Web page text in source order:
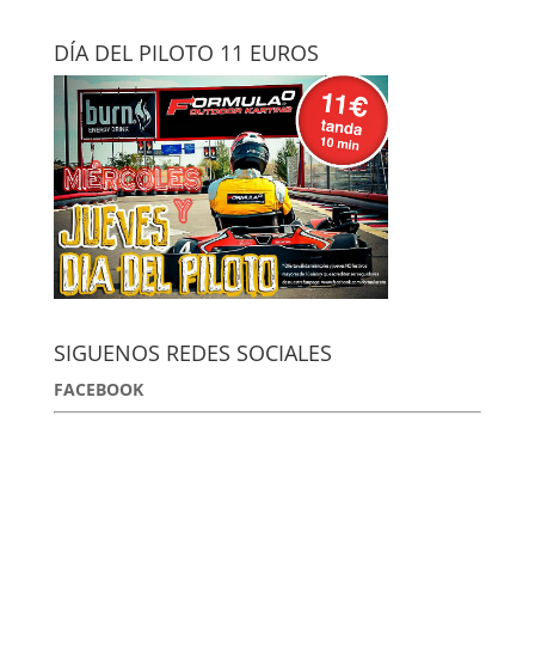
DÍA DEL PILOTO 11 EUROS
SIGUENOS REDES SOCIALES
FACEBOOK